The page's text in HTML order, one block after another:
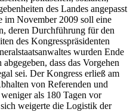
des Landes angepasst
im November 2009 soll eine
deren Durchführung für den
des Kongresspräsidenten
wurden Ende
dass das Vorgehen
sei. Der Kongress erließ am
von Referenden und
als 180 Tagen vor
weigerte die Logistik der